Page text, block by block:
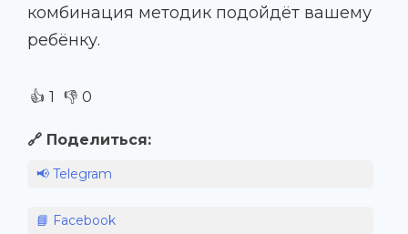
комбинация методик подойдёт вашему
ребёнку.
👍 1 👎 0
🔗 Поделиться:
📢 Telegram
📘 Facebook